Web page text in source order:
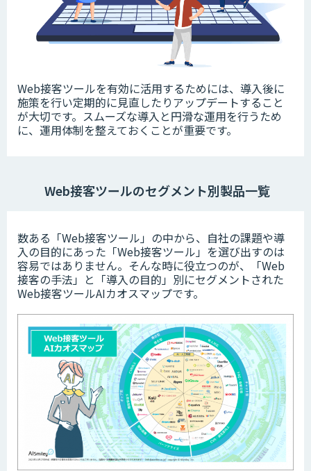
Web接客ツールを有効に活用するためには、導入後に
施策を行い定期的に見直したりアップデートすること
が大切です。スムーズな導入と円滑な運用を行うため
に、運用体制を整えておくことが重要です。
Web接客ツールのセグメント別製品一覧
数ある「Web接客ツール」の中から、自社の課題や導
入の目的にあった「Web接客ツール」を選び出すのは
容易ではありません。そんな時に役立つのが、「Web
接客の手法」と「導入の目的」別にセグメントされた
Web接客ツールAIカオスマップです。